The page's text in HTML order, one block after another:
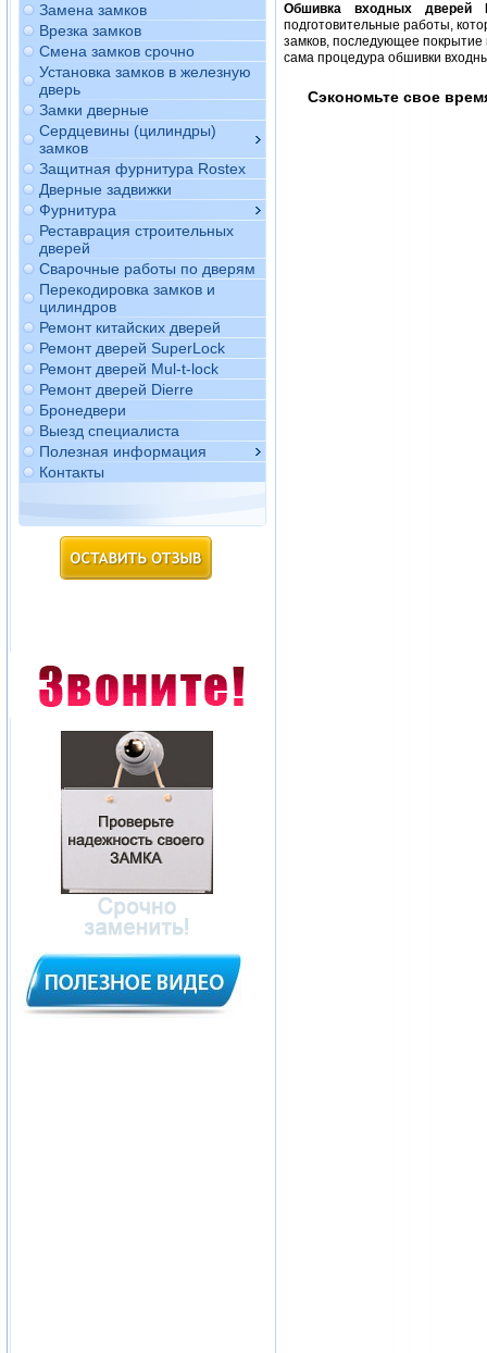
Замена замков
Врезка замков
Смена замков срочно
Установка замков в железную
дверь
Замки дверные
Сердцевины (цилиндры)
замков
Защитная фурнитура Rostex
Дверные задвижки
Фурнитура
Реставрация строительных
дверей
Сварочные работы по дверям
Перекодировка замков и
цилиндров
Ремонт китайских дверей
Ремонт дверей SuperLock
Ремонт дверей Mul-t-lock
Ремонт дверей Dierre
Бронедвери
Выезд специалиста
Полезная информация
Контакты
Обшивка входных дверей
подготовительные работы,
замков, последующее покрытие
сама процедура обшивки
Сэкономьте свое